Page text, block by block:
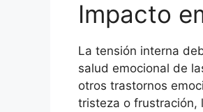
Impacto
La tensión interna
salud emocional de
otros trastornos
tristeza o frustración,